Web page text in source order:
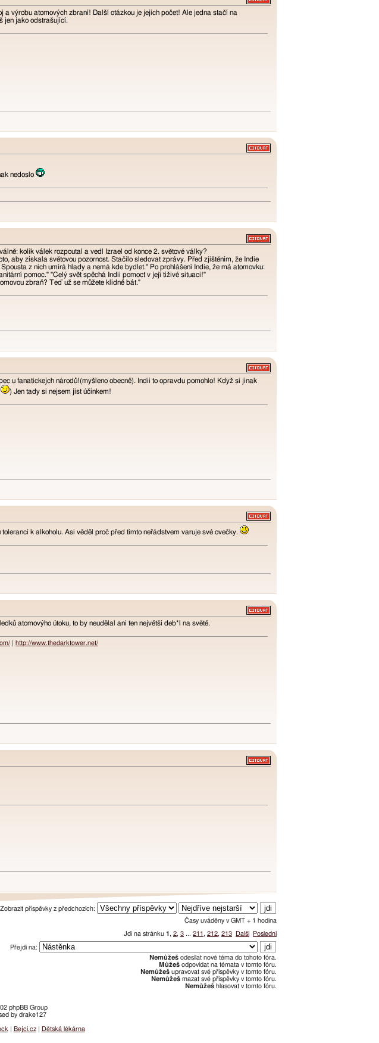
výrobu atomových zbraní! Další otázkou je jejich počet! Ale jedna stačí na
jen jako odstrašující.
nedoslo
kolik válek rozpoutal a vedl Izrael od konce 2. světové války?
aby získala světovou pozornost. Stačilo sledovat zprávy. Před zjištěním, že Indie
z nich umírá hlady a nemá kde bydlet." Po prohlášení Indie, že má atomovku:
pomoc." "Celý svět spěchá Indii pomoct v její tíživé situaci!"
zbraň? Teď už se můžete klidně bát."
u fanatickejch národů!(myšleno obecně). Indii to opravdu pomohlo! Když si jinak
) Jen tady si nejsem jist účinkem!
k alkoholu. Asi věděl proč před tímto neřádstvem varuje své ovečky.
atomovýho útoku, to by neudělal ani ten největší deb*l na světě.
http://www.thedarktower.net/
Zobrazit příspěvky z předchozích:
Časy uváděny v GMT + 1 hodina
Jdi na stránku 1 , 2, 3 ... 211 , 212, 213 Další Poslední
Přejdi na:
Nemůžeš odesílat nové téma do tohoto fóra.
Můžeš odpovídat na témata v tomto fóru.
Nemůžeš upravovat své příspěvky v tomto fóru.
Nemůžeš mazat své příspěvky v tomto fóru.
Nemůžeš hlasovat v tomto fóru.
phpBB Group
by drake127
Bejci.cz| Dětská lékárna